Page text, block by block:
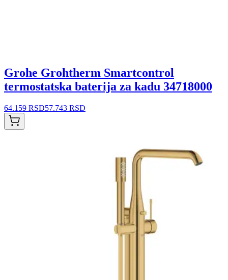
Grohe Grohtherm Smartcontrol
termostatska baterija za kadu 34718000
64.159 RSD57.743 RSD